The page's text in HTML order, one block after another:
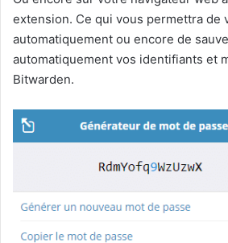
extension. Ce qui vous permettra de
automatiquement ou encore de
automatiquement vos identifiants et
Bitwarden.